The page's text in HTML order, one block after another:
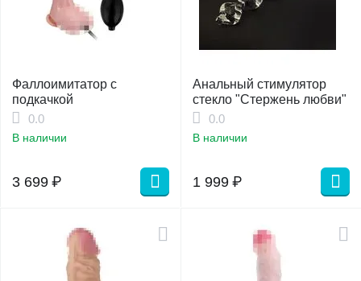
Фаллоимитатор с
подкачкой
0.0
В наличии
3 699 ₽
Анальный стимулятор
стекло "Стержень любви"
0.0
В наличии
1 999 ₽